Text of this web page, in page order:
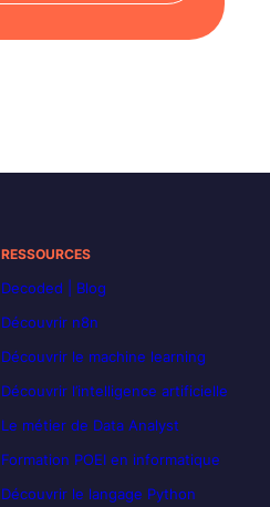
RESSOURCES
Decoded | Blog
Découvrir n8n
Découvrir le machine learning
Découvrir l’intelligence artificielle
Le métier de Data Analyst
Formation POEI en informatique
Découvrir le langage Python